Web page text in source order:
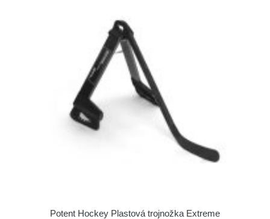
Potent Hockey Plastová trojnožka Extreme